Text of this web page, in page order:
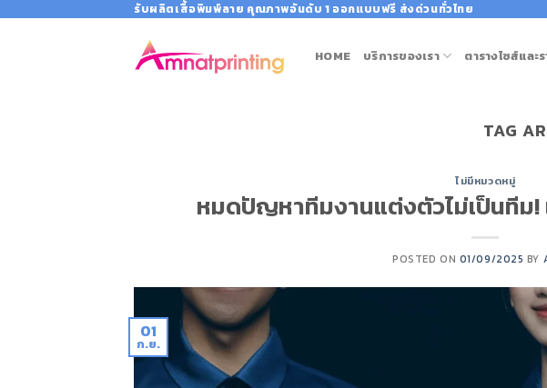
รับผลิตเสื้อพิมพ์ลาย คุณภาพอันดับ 1 ออกแบบฟรี ส่งด่วนทั่วไทย
HOME บริการของเรา ตารางไซส์และ
TAG
ไม่มีหมวดหมู่
หมดปัญหาทีมงานแต่งตัวไม่เป็นทีม
POSTED ON 01/09/2025 BY
01
ก.ย.